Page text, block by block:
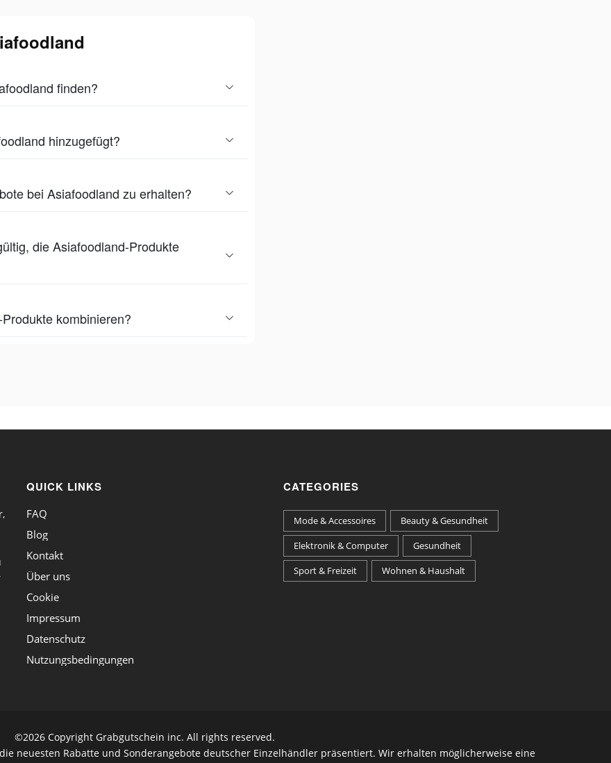
finden?
hinzugefügt?
bei Asiafoodland zu erhalten?
die Asiafoodland-Produkte
kombinieren?
QUICK LINKS
FAQ
Blog
Kontakt
Über uns
Cookie
Impressum
Datenschutz
Nutzungsbedingungen
CATEGORIES
Mode & Accessoires
Beauty & Gesundheit
Elektronik & Computer
Gesundheit
Sport & Freizeit
Wohnen & Haushalt
©2026 Copyright Grabgutschein inc. All rights reserved.
neuesten Rabatte und Sonderangebote deutscher Einzelhändler präsentiert. Wir erhalten möglicherweise eine